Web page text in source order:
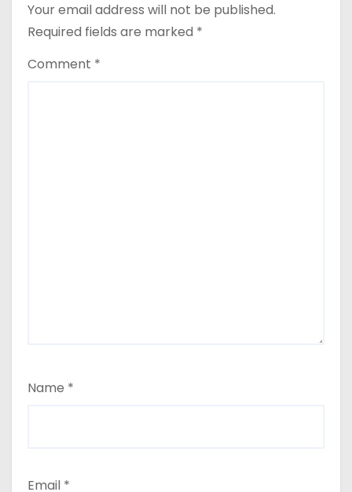
Your email address will not be published.
Required fields are marked *
Comment *
Name *
Email *